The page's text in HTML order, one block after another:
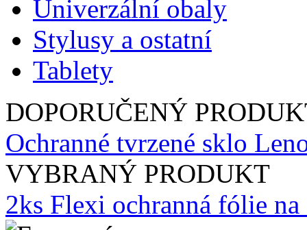
Univerzální obaly
Stylusy a ostatní
Tablety
DOPORUČENÝ
Ochranné tvrzené sklo
VYBRANÝ PRODUKT
2ks Flexi ochranná fólie